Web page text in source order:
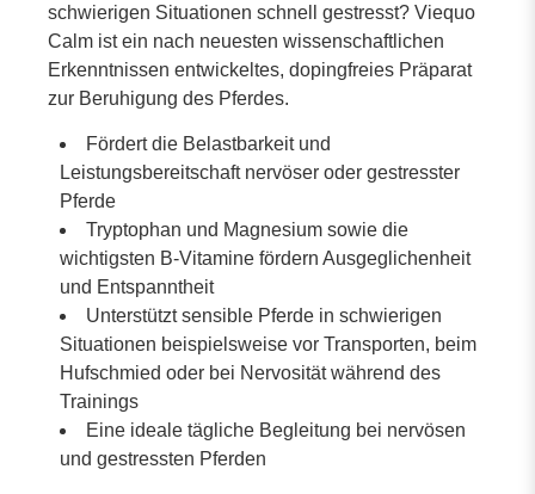
schwierigen Situationen schnell gestresst? Viequo
Calm ist ein nach neuesten wissenschaftlichen
Erkenntnissen entwickeltes, dopingfreies Präparat
zur Beruhigung des Pferdes.
Fördert die Belastbarkeit und
Leistungsbereitschaft nervöser oder gestresster
Pferde
Tryptophan und Magnesium sowie die
wichtigsten B-Vitamine fördern Ausgeglichenheit
und Entspanntheit
Unterstützt sensible Pferde in schwierigen
Situationen beispielsweise vor Transporten, beim
Hufschmied oder bei Nervosität während des
Trainings
Eine ideale tägliche Begleitung bei nervösen
und gestressten Pferden